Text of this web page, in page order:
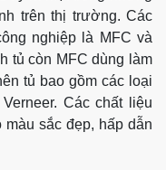
trên thị trường. Các
nghiệp là MFC và
tủ còn MFC dùng làm
tủ bao gồm các loại
Các chất liệu
sắc đẹp, hấp dẫn